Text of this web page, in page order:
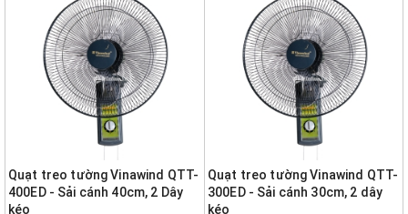
Quạt treo tường Vinawind QTT-
400ED - Sải cánh 40cm, 2 Dây
kéo
Quạt treo tường Vinawind QTT-
300ED - Sải cánh 30cm, 2 dây
kéo